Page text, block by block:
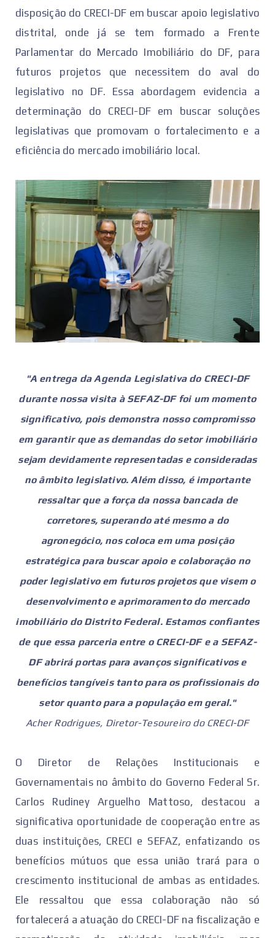
disposição do CRECI-DF em buscar apoio legislativo
distrital, onde já se tem formado a Frente
Parlamentar do Mercado Imobiliário do DF, para
futuros projetos que necessitem do aval do
legislativo no DF. Essa abordagem evidencia a
determinação do CRECI-DF em buscar soluções
legislativas que promovam o fortalecimento e a
eficiência do mercado imobiliário local.
"A entrega da Agenda Legislativa do CRECI-DF
durante nossa visita à SEFAZ-DF foi um momento
significativo, pois demonstra nosso compromisso
em garantir que as demandas do setor imobiliário
sejam devidamente representadas e consideradas
no âmbito legislativo. Além disso, é importante
ressaltar que a força da nossa bancada de
corretores, superando até mesmo a do
agronegócio, nos coloca em uma posição
estratégica para buscar apoio e colaboração no
poder legislativo em futuros projetos que visem o
desenvolvimento e aprimoramento do mercado
imobiliário do Distrito Federal. Estamos confiantes
de que essa parceria entre o CRECI-DF e a SEFAZ-
DF abrirá portas para avanços significativos e
benefícios tangíveis tanto para os profissionais do
setor quanto para a população em geral."
Acher Rodrigues, Diretor-Tesoureiro do CRECI-DF
O Diretor de Relações Institucionais e
Governamentais no âmbito do Governo Federal Sr.
Carlos Rudiney Arguelho Mattoso, destacou a
significativa oportunidade de cooperação entre as
duas instituições, CRECI e SEFAZ, enfatizando os
benefícios mútuos que essa união trará para o
crescimento institucional de ambas as entidades.
Ele ressaltou que essa colaboração não só
fortalecerá a atuação do CRECI-DF na fiscalização e